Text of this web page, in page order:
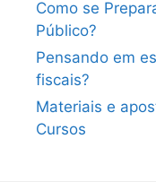
Como se
Público?
Pensando em
fiscais?
Materiais e
Cursos